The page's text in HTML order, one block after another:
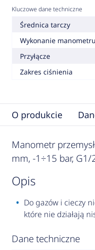
Kluczowe dane techniczne
Średnica tarczy
Wykonanie manometru
Przyłącze
Zakres ciśnienia
O produkcie
Manometr
mm, -1÷15 bar, G1/
opis
Do gazów i cieczy
które nie działają
Dane techniczne